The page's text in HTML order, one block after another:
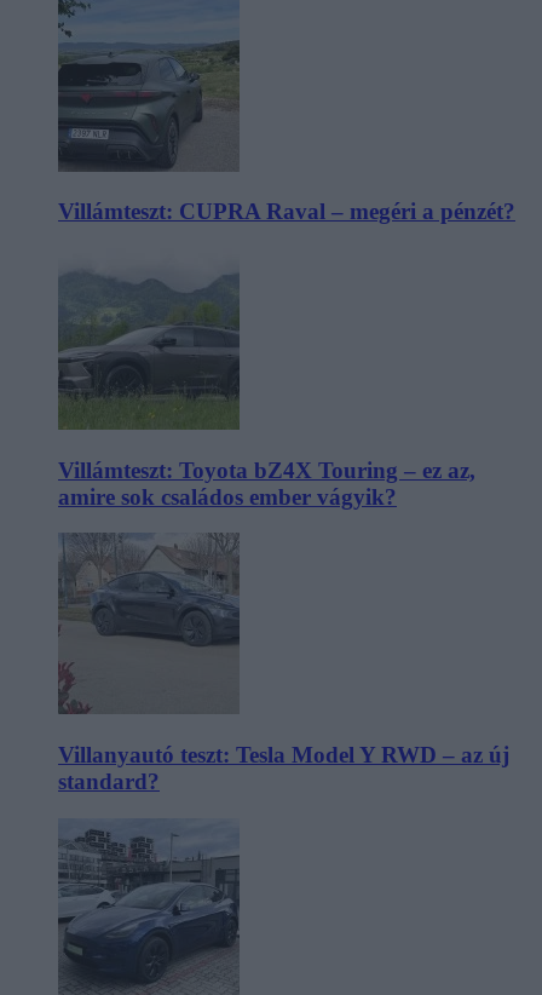
Villámteszt: CUPRA Raval – megéri a pénzét?
Villámteszt: Toyota bZ4X Touring – ez az,
amire sok családos ember vágyik?
Villanyautó teszt: Tesla Model Y RWD – az új
standard?